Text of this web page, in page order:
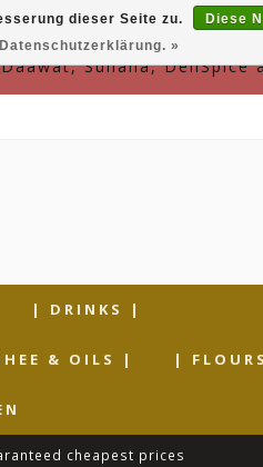
Suhana, DeliSpice
| DRINKS |
& OILS | |
cheapest prices
dieser Seite zu.
Diese
»